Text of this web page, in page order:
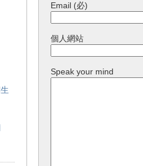
Email (必)
個人網站
Speak your mind